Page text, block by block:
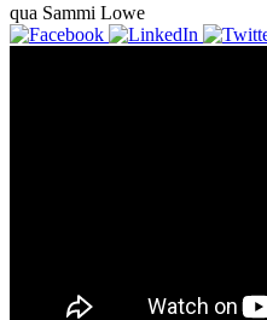
qua Sammi Lowe